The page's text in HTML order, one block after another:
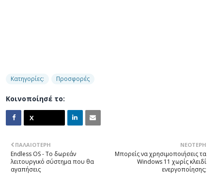
Κατηγορίες: Προσφορές
Κοινοποίησέ το:
ΝΕΌΤΕΡΗ
Μπορείς να χρησιμοποιήσεις τα
Windows 11 χωρίς κλειδί
ενεργοποίησης;
ΠΑΛΑΙΌΤΕΡΗ
Endless OS - Το δωρεάν
λειτουργικό σύστημα που θα
αγαπήσεις